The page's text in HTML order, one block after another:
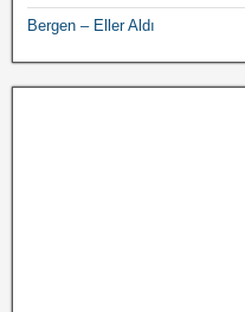
Bergen – Eller Aldı